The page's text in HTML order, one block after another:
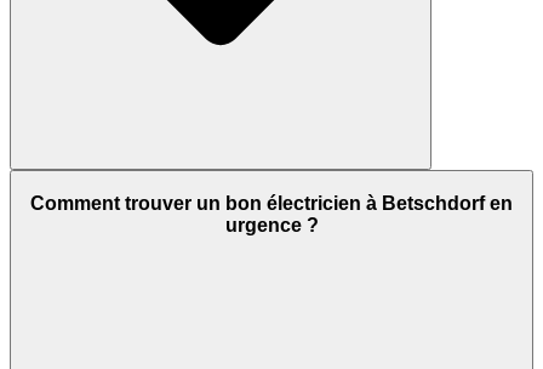
Comment trouver un bon électricien à Betschdorf en
urgence ?